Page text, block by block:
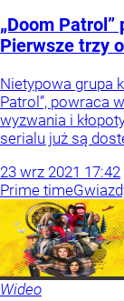
„Doom
Pierwsze trzy
Nietypowa grupa
Patrol”, powraca
wyzwania i
serialu już są
23 wrz 2021 17:42
Prime time
Wideo